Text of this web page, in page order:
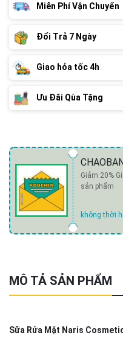
Miễn Phí Vận Chuyển
Đổi Trả 7 Ngày
Giao hỏa tốc 4h
Ưu Đãi Qùa Tặng
Giảm 20%
sản phẩm
không thời
MÔ TẢ SẢN PHẨM
Sữa Rửa Mặt Naris